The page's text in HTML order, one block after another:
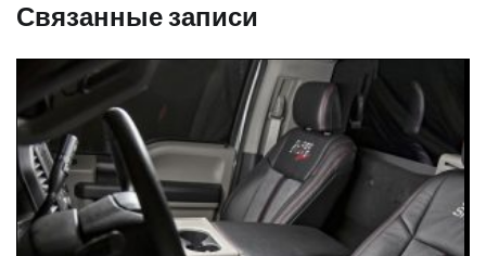
Связанные записи